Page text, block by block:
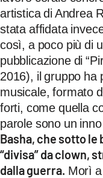
App
ANDROID
APPLE
artistica di Andrea
stata affidata
così, a poco più di
pubblicazione di
2016), il gruppo ha
musicale, formato
forti, come quella
parole sono un
Basha, che sotto le
“divisa” da clown,
dalla guerra. Morì